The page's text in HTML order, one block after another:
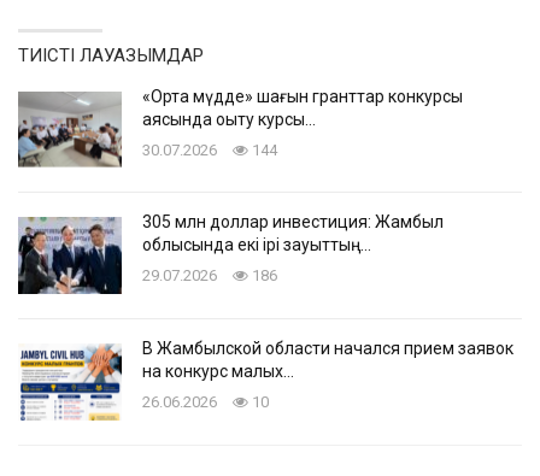
ТИІСТІ ЛАУАЗЫМДАР
«Ортақ мүдде» шағын гранттар конкурсы
аясында оқыту курсы…
30.07.2026 144
305 млн доллар инвестиция: Жамбыл
облысында екі ірі зауыттың…
29.07.2026 186
В Жамбылской области начался прием заявок
на конкурс малых…
26.06.2026 10